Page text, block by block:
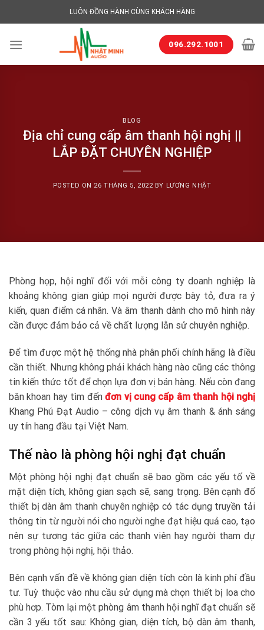
to
LUÔN ĐỒNG HÀNH CÙNG KHÁCH HÀNG
096.292.1001
BLOG
Địa chỉ cung cấp âm thanh hội nghị ||
LẮP ĐẶT CHUYÊN NGHIỆP
POSTED ON 26 THÁNG 5, 2022BY LƯƠNG NHẬT
Phòng họp, hội nghĩ đối với mỗi công ty doanh nghiệp là
khoảng không gian giúp mọi người được bày tỏ, đưa ra ý
kiến, quan điểm cá nhân. Và âm thanh dành cho mô hình này
cần được đảm bảo cả về chất lượng lẫn sử chuyên nghiệp.
Để tìm được một hệ thống nhà phân phối chính hãng là điều
cần thiết. Nhưng không phải khách hàng nào cũng các thông
tin kiến thức tốt để chọn lựa đơn vị bán hàng. Nếu còn đang
băn khoan hay tìm đếnđơn vị cung cấp âm thanh hội nghị
Khang Phú Đạt Audio – công dịch vụ âm thanh & ánh sáng
uy tín hang đầu tại Việt Nam.
Thế nào là phòng hội nghị đạt chuẩn
Một phòng hội nghị đạt chuẩn sẽ bao gồm các yếu tố về
mặt diện tích, không gian sạch sẽ, sang trọng. Bên cạnh đố
thiết bị dàn âm thanh chuyên nghiệp có tác dụng truyền tải
thông tin từ người nói cho người nghe đạt hiệu quả cao, tạo
nên sự tương tác giữa các thanh viên hay người tham dự
trong phòng hội nghị, hội thảo.
Bên cạnh vấn đề về không gian diện tích còn là kinh phí đầu
tư. Tuỳ thuộc vào nhu cầu sử dụng mà chọn thiết bị loa cho
phù hơp. Tòm lại một phòng âm thanh hội nghĩ đạt chuẩn sẽ
cần 3 yếu tốt sau: Không gian, diện tích, bộ dàn âm thanh,